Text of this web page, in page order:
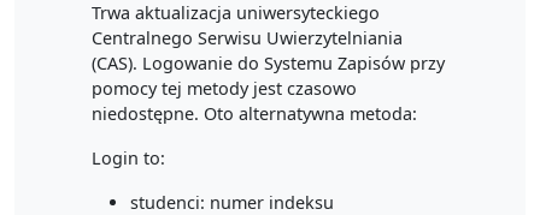
Trwa aktualizacja uniwersyteckiego
Centralnego Serwisu Uwierzytelniania
(CAS). Logowanie do Systemu Zapisów przy
pomocy tej metody jest czasowo
niedostępne. Oto alternatywna metoda:
Login to:
studenci: numer indeksu